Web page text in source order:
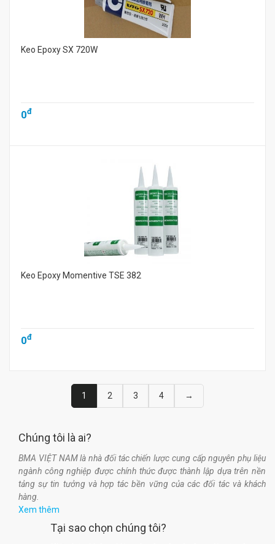
Keo Epoxy SX 720W
0đ
Keo Epoxy Momentive TSE 382
0đ
1 2 3 4 →
Chúng tôi là ai?
BMA VIỆT NAM là nhà đối tác chiến lược cung cấp nguyên phụ liệu
ngành công nghiệp được chính thức được thành lập dựa trên nền
tảng sự tin tưởng và hợp tác bền vững của các đối tác và khách
hàng.
Xem thêm
Tại sao chọn chúng tôi?